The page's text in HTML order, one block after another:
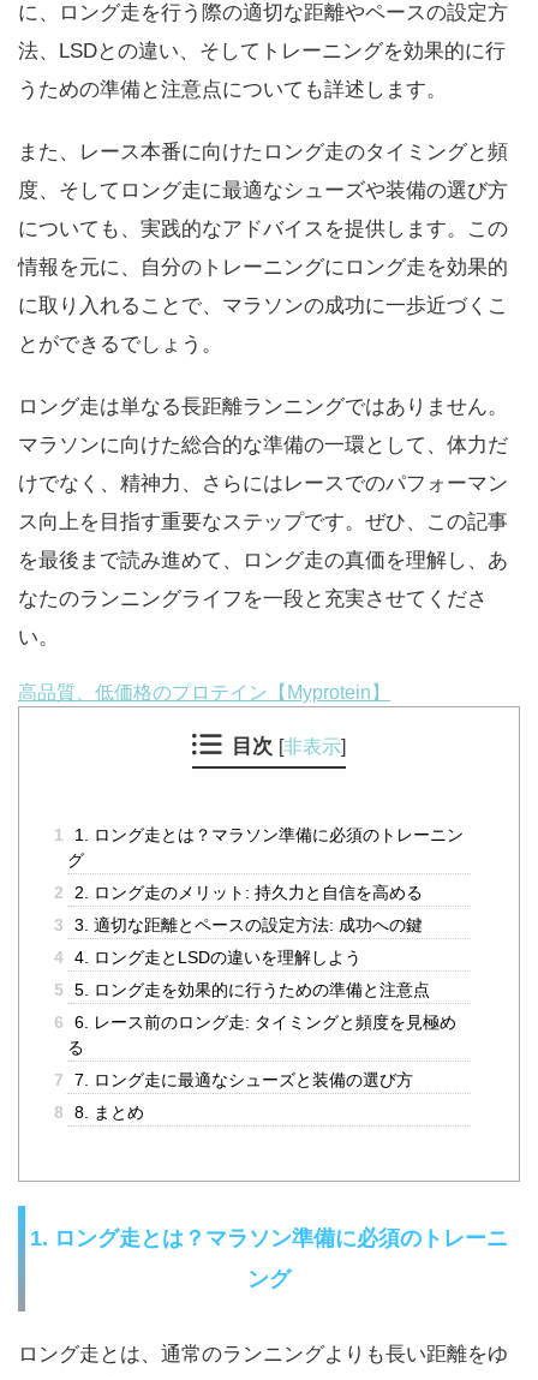
に、ロング走を行う際の適切な距離やペースの設定方
法、LSDとの違い、そしてトレーニングを効果的に行
うための準備と注意点についても詳述します。
また、レース本番に向けたロング走のタイミングと頻
度、そしてロング走に最適なシューズや装備の選び方
についても、実践的なアドバイスを提供します。この
情報を元に、自分のトレーニングにロング走を効果的
に取り入れることで、マラソンの成功に一歩近づくこ
とができるでしょう。
ロング走は単なる長距離ランニングではありません。
マラソンに向けた総合的な準備の一環として、体力だ
けでなく、精神力、さらにはレースでのパフォーマン
ス向上を目指す重要なステップです。ぜひ、この記事
を最後まで読み進めて、ロング走の真価を理解し、あ
なたのランニングライフを一段と充実させてくださ
い。
高品質、低価格のプロテイン【Myprotein】
目次 [非表示]
1
1. ロング走とは？マラソン準備に必須のトレーニン
グ
2
2. ロング走のメリット: 持久力と自信を高める
3
3. 適切な距離とペースの設定方法: 成功への鍵
4 4. ロング走とLSDの違いを理解しよう
5
5. ロング走を効果的に行うための準備と注意点
6
6. レース前のロング走: タイミングと頻度を見極め
る
7
7. ロング走に最適なシューズと装備の選び方
8
8. まとめ
1. ロング走とは？マラソン準備に必須のトレーニ
ング
ロング走とは、通常のランニングよりも長い距離をゆ